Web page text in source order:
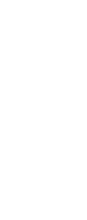
en Sodimac.
y decoración.